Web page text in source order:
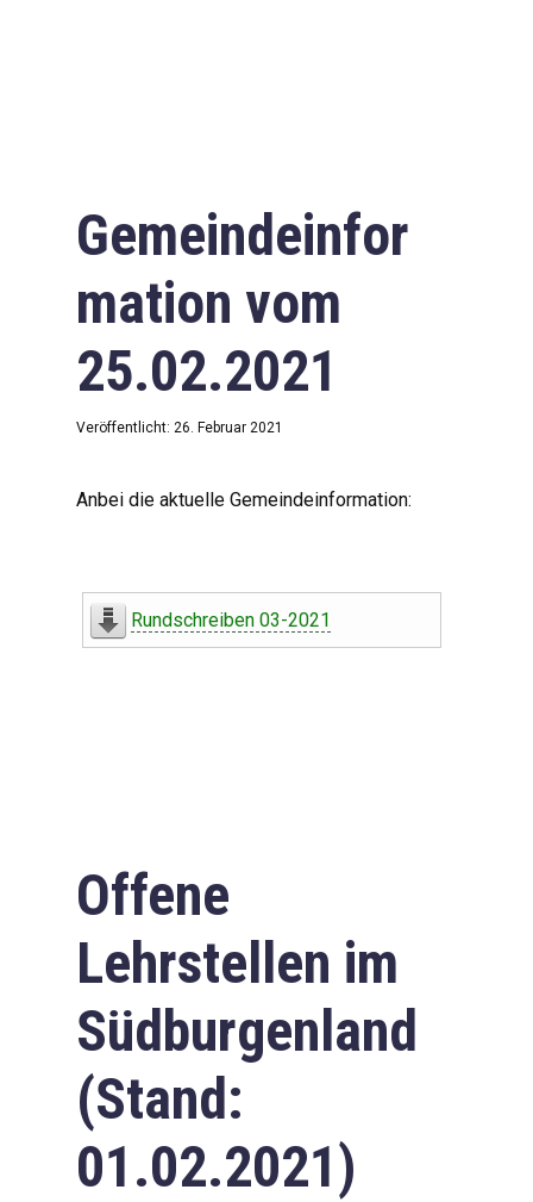
Downloads
Impressum
Datenschutzerklärung
Gemeindeinfor
mation vom
25.02.2021
Veröffentlicht: 26. Februar 2021
Anbei die aktuelle Gemeindeinformation:
Rundschreiben 03-2021
Offene
Lehrstellen im
Südburgenland
(Stand:
01.02.2021)